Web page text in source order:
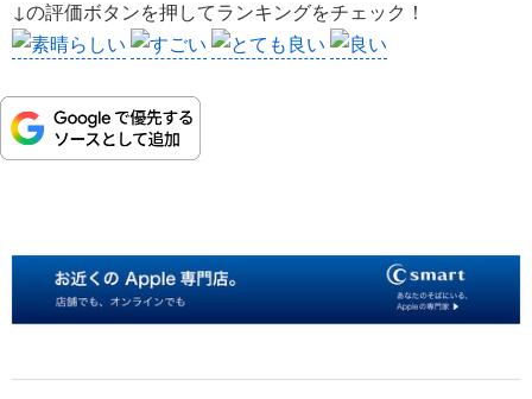
↓の評価ボタンを押してランキングをチェック！